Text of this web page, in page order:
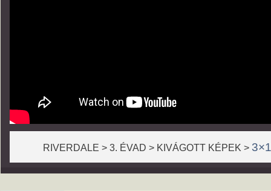
RIVERDALE > 3. ÉVAD > KIVÁGOTT KÉPEK >